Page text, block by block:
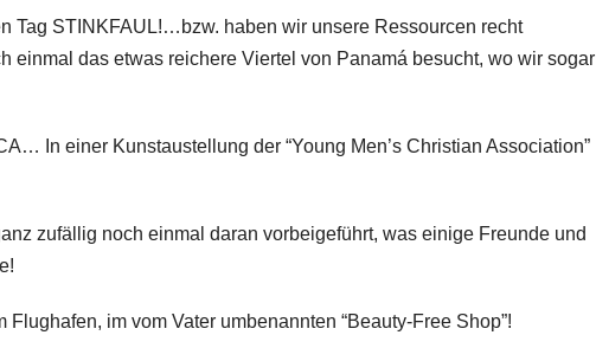
Tag STINKFAUL!…bzw. haben wir unsere Ressourcen recht
einmal das etwas reichere Viertel von Panamá besucht, wo wir sogar
In einer Kunstaustellung der “Young Men’s Christian Association”
zufällig noch einmal daran vorbeigeführt, was einige Freunde und
im vom Vater umbenannten “Beauty-Free Shop”!